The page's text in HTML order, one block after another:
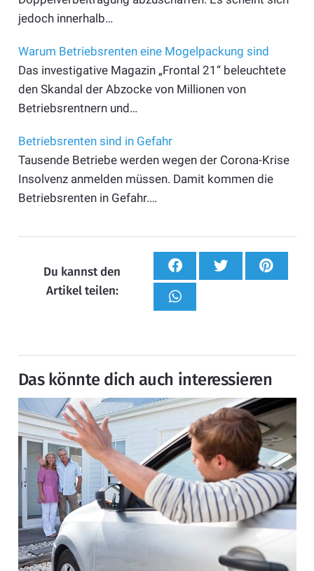
jedoch innerhalb…
Warum Betriebsrenten eine Mogelpackung sind
Das investigative Magazin „Frontal 21“ beleuchtete
den Skandal der Abzocke von Millionen von
Betriebsrentnern und…
Betriebsrenten sind in Gefahr
Tausende Betriebe werden wegen der Corona-Krise
Insolvenz anmelden müssen. Damit kommen die
Betriebsrenten in Gefahr.…
Du kannst den
Artikel teilen:
Das könnte dich auch interessieren